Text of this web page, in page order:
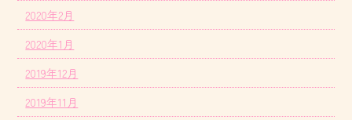
2020年2月
2020年1月
2019年12月
2019年11月